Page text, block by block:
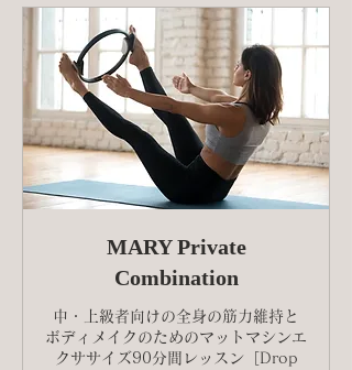
MARY Private
Combination
中・上級者向けの全身の筋力維持と
ボディメイクのためのマットマシンエ
クササイズ90分間レッスン［Drop